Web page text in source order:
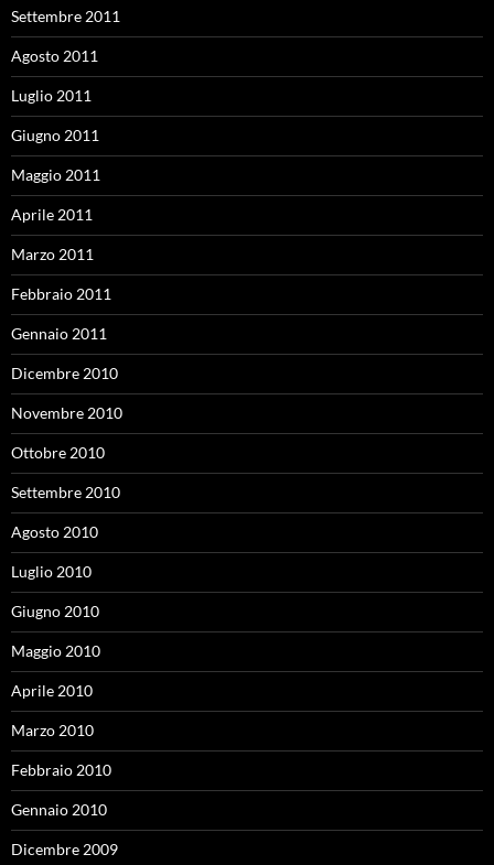
Settembre 2011
Agosto 2011
Luglio 2011
Giugno 2011
Maggio 2011
Aprile 2011
Marzo 2011
Febbraio 2011
Gennaio 2011
Dicembre 2010
Novembre 2010
Ottobre 2010
Settembre 2010
Agosto 2010
Luglio 2010
Giugno 2010
Maggio 2010
Aprile 2010
Marzo 2010
Febbraio 2010
Gennaio 2010
Dicembre 2009